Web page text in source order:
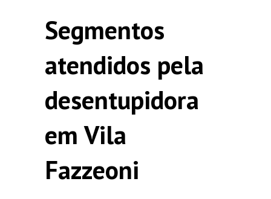
Segmentos
atendidos pela
desentupidora
em Vila
Fazzeoni